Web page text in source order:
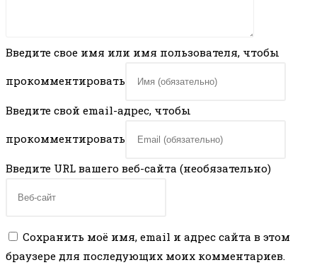
Введите свое имя или имя пользователя, чтобы
прокомментировать
Введите свой email-адрес, чтобы
прокомментировать
Введите URL вашего веб-сайта (необязательно)
Сохранить моё имя, email и адрес сайта в этом
браузере для последующих моих комментариев.